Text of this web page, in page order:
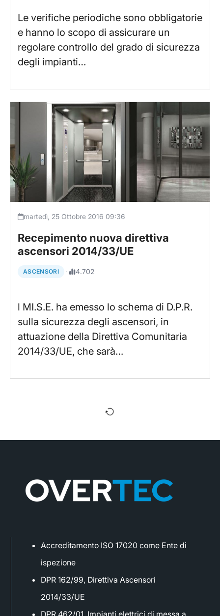
Le verifiche periodiche sono obbligatorie
e hanno lo scopo di assicurare un
regolare controllo del grado di sicurezza
degli impianti…
martedì, 25 Ottobre 2016 09:36
Recepimento nuova direttiva
ascensori 2014/33/UE
ASCENSORI · 4.702
l MI.S.E. ha emesso lo schema di D.P.R.
sulla sicurezza degli ascensori, in
attuazione della Direttiva Comunitaria
2014/33/UE, che sarà…
Accreditamento ISO 17020 come Ente di
ispezione
DPR 162/99, Direttiva Ascensori
2014/33/UE